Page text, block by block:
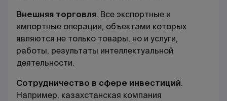
Внешняя торговля. Все экспортные и
импортные операции, объектами которых
являются не только товары, но и услуги,
работы, результаты интеллектуальной
деятельности.
Сотрудничество в сфере инвестиций.
Например, казахстанская компания